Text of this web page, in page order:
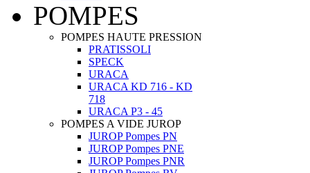
POMPES
POMPES HAUTE PRESSION
PRATISSOLI
SPECK
URACA
URACA KD 716 - KD
718
URACA P3 - 45
POMPES A VIDE JUROP
JUROP Pompes PN
JUROP Pompes PNE
JUROP Pompes PNR